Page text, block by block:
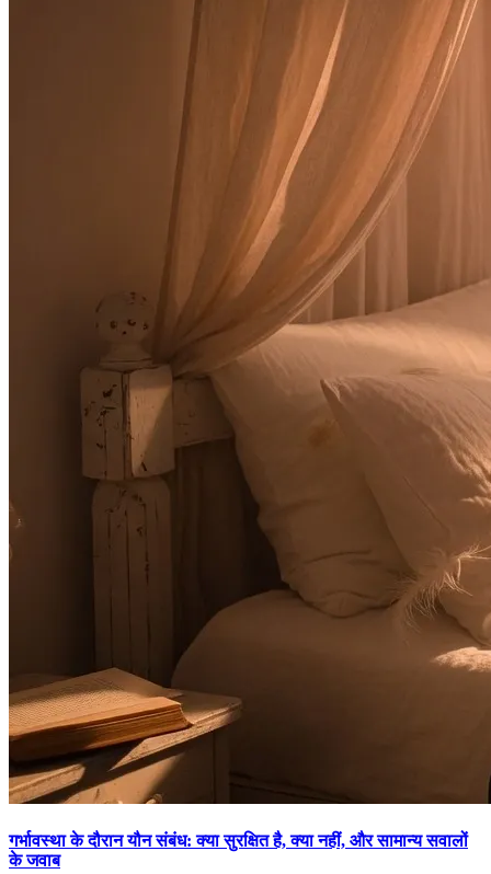
गर्भावस्था के दौरान यौन संबंध: क्या सुरक्षित है, क्या नहीं, और सामान्य सवालों
के जवाब